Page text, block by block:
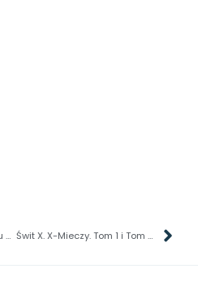
Concord – recenzja gry – Tu miał być mądry tytuł, ale… Świt X. X-Mieczy. Tom 1 i Tom 2 – recenzja komiksu – Turniej, a raczej jego parodia